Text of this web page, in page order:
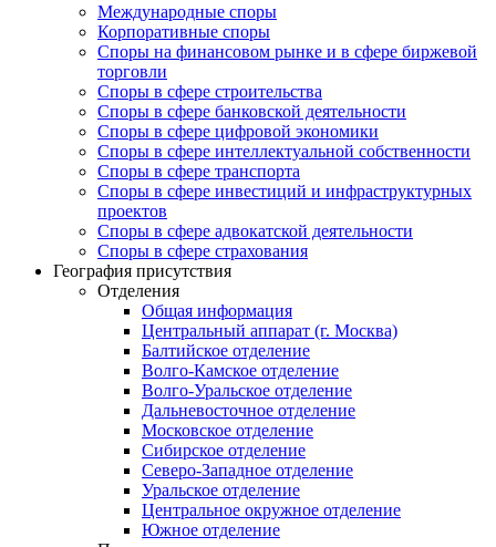
Международные споры
Корпоративные споры
Споры на финансовом рынке и в сфере биржевой
торговли
Споры в сфере строительства
Споры в сфере банковской деятельности
Споры в сфере цифровой экономики
Споры в сфере интеллектуальной собственности
Споры в сфере транспорта
Cпоры в сфере инвестиций и инфраструктурных
проектов
Споры в сфере адвокатской деятельности
Споры в сфере страхования
География присутствия
Отделения
Общая информация
Центральный аппарат (г. Москва)
Балтийское отделение
Волго-Камское отделение
Волго-Уральское отделение
Дальневосточное отделение
Московское отделение
Сибирское отделение
Северо-Западное отделение
Уральское отделение
Центральное окружное отделение
Южное отделение